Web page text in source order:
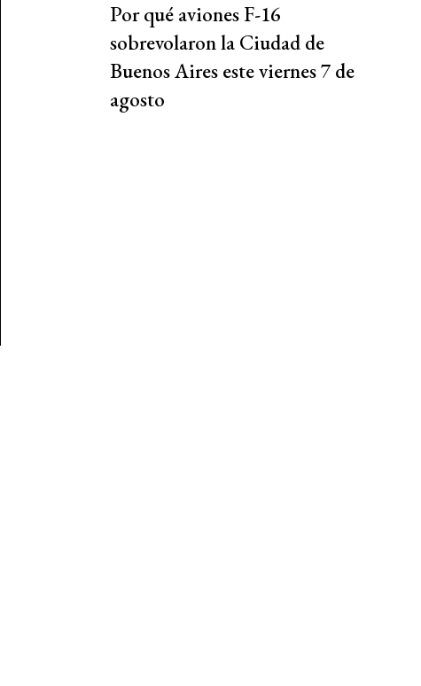
Por qué aviones F-16
sobrevolaron la Ciudad de
Buenos Aires este viernes 7 de
agosto